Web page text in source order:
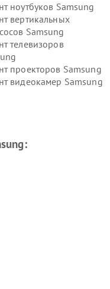
ноутбуков Samsung
вертикальных
Samsung
телевизоров
проекторов Samsung
видеокамер Samsung